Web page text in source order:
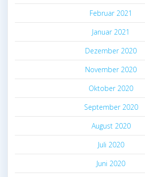
Februar 2021
Januar 2021
Dezember 2020
November 2020
Oktober 2020
September 2020
August 2020
Juli 2020
Juni 2020